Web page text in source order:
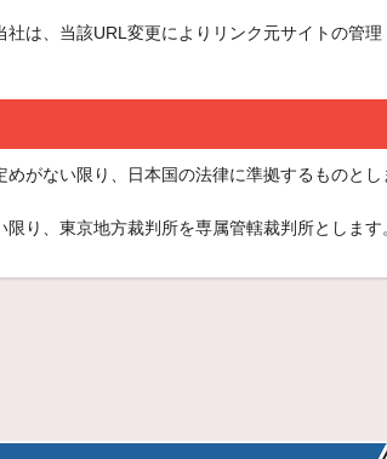
は、当該URL変更によりリンク元サイトの管
がない限り、日本国の法律に準拠するものとし
り、東京地方裁判所を専属管轄裁判所とします